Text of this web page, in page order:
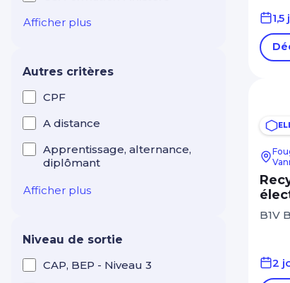
transaction, syndic
Marketing et
télécom
Ressources humaines
Afficher plus
Autres critères
CPF
A distance
Apprentissage, alternance,
diplômant
Afficher plus
Niveau de sortie
CAP, BEP - Niveau 3
B1V
2